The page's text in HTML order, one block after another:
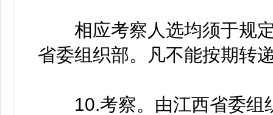
相应考察人选均须于规定
省委组织部。凡不能按期转
10.考察。由江西省委组